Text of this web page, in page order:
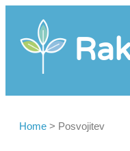
Home > Posvojitev